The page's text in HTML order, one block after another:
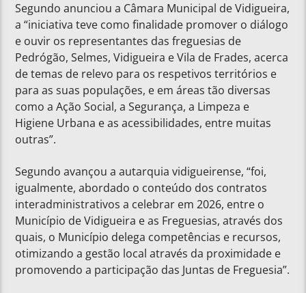
Segundo anunciou a Câmara Municipal de Vidigueira,
a “iniciativa teve como finalidade promover o diálogo
e ouvir os representantes das freguesias de
Pedrógão, Selmes, Vidigueira e Vila de Frades, acerca
de temas de relevo para os respetivos territórios e
para as suas populações, e em áreas tão diversas
como a Ação Social, a Segurança, a Limpeza e
Higiene Urbana e as acessibilidades, entre muitas
outras”.
Segundo avançou a autarquia vidigueirense, “foi,
igualmente, abordado o conteúdo dos contratos
interadministrativos a celebrar em 2026, entre o
Município de Vidigueira e as Freguesias, através dos
quais, o Município delega competências e recursos,
otimizando a gestão local através da proximidade e
promovendo a participação das Juntas de Freguesia”.